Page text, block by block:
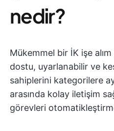
nedir?
Mükemmel bir İK işe alım
dostu, uyarlanabilir ve
sahiplerini kategorilere
arasında kolay iletişim
görevleri